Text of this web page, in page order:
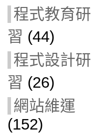
程式教育研
習 (44)
程式設計研
習 (26)
網站維運
(152)